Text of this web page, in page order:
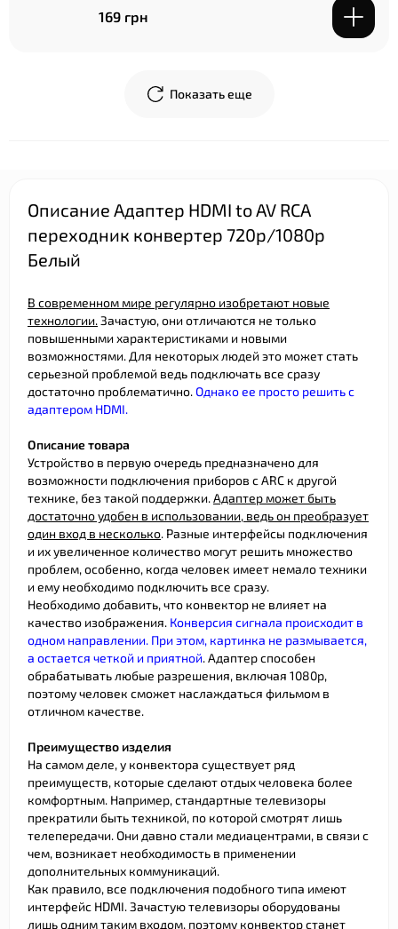
169 грн
Показать еще
Описание Адаптер HDMI to AV RCA
переходник конвертер 720p/1080p
Белый
В современном мире регулярно изобретают новые
технологии.Зачастую, они отличаются не только
повышенными характеристиками и новыми
возможностями. Для некоторых людей это может стать
серьезной проблемой ведь подключать все сразу
достаточно проблематично.Однако ее просто решить с
адаптером HDMI.
Описание товара
Устройство в первую очередь предназначено для
возможности подключения приборов с ARC к другой
технике, без такой поддержки.Адаптер может быть
достаточно удобен в использовании, ведь он преобразует
один вход в несколько. Разные интерфейсы подключения
и их увеличенное количество могут решить множество
проблем, особенно, когда человек имеет немало техники
и ему необходимо подключить все сразу.
Необходимо добавить, что конвектор не влияет на
качество изображения. Конверсия сигнала происходит в
одном направлении. При этом, картинка не размывается,
а остается четкой и приятной. Адаптер способен
обрабатывать любые разрешения, включая 1080р,
поэтому человек сможет наслаждаться фильмом в
отличном качестве.
Преимущество изделия
На самом деле, у конвектора существует ряд
преимуществ, которые сделают отдых человека более
комфортным. Например, стандартные телевизоры
прекратили быть техникой, по которой смотрят лишь
телепередачи. Они давно стали медиацентрами, в связи с
чем, возникает необходимость в применении
дополнительных коммуникаций.
Как правило, все подключения подобного типа имеют
интерфейс HDMI. Зачастую телевизоры оборудованы
лишь одним таким входом, поэтому конвектор станет